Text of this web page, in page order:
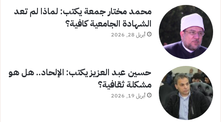
محمد مختار جمعة يكتب: لماذا لم تعد
الشهادة الجامعية كافية؟
أبريل 28, 2026
حسين عبد العزيز يكتب: الإلحاد.. هل هو
مشكلة ثقافية؟
أبريل 19, 2026